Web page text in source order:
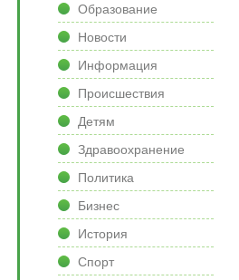
Образование
Новости
Информация
Происшествия
Детям
Здравоохранение
Политика
Бизнес
История
Спорт